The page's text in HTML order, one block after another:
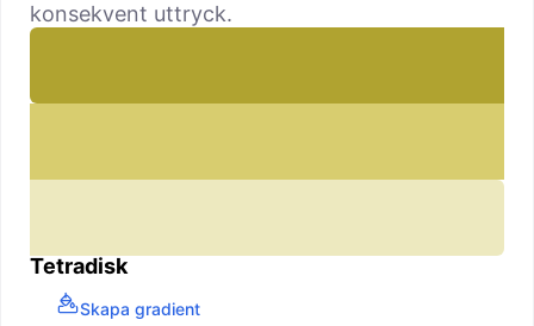
konsekvent uttryck.
Tetradisk
Skapa gradient